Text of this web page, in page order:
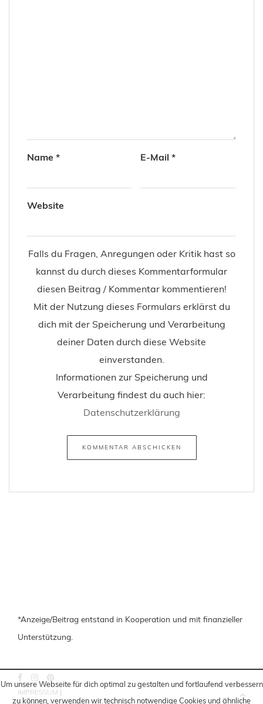
Um unsere Webseite für dich optimal zu gestalten und fortlaufend verbessern
zu können, verwenden wir technisch notwendige Cookies und ähnliche
Name * E-Mail *
Website
Falls du Fragen, Anregungen oder Kritik hast so
kannst du durch dieses Kommentarformular
diesen Beitrag / Kommentar kommentieren!
Mit der Nutzung dieses Formulars erklärst du
dich mit der Speicherung und Verarbeitung
deiner Daten durch diese Website
einverstanden.
Informationen zur Speicherung und
Verarbeitung findest du auch hier:
Datenschutzerklärung
*Anzeige/Beitrag entstand in Kooperation und mit finanzieller
Unterstützung.
IMPRESSUM |